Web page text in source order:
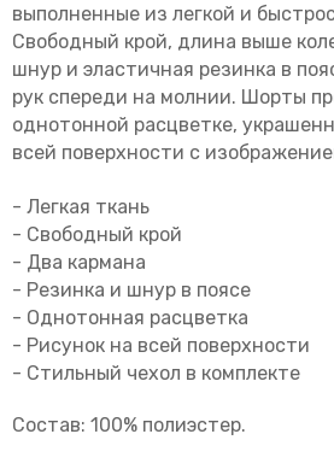
выполненные из легкой и
Свободный крой, длина выше
шнур и эластичная резинка в
рук спереди на молнии. Шорты
однотонной расцветке,
всей поверхности с
- Легкая ткань
- Свободный крой
- Два кармана
- Резинка и шнур в поясе
- Однотонная расцветка
- Рисунок на всей поверхности
- Стильный чехол в комплекте
Состав: 100% полиэстер.